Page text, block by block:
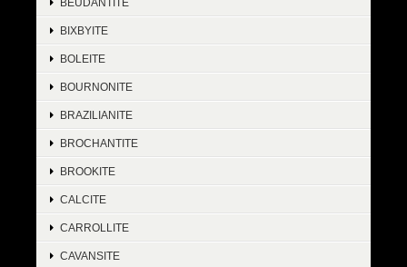
BEUDANTITE
BIXBYITE
BOLEITE
BOURNONITE
BRAZILIANITE
BROCHANTITE
BROOKITE
CALCITE
CARROLLITE
CAVANSITE